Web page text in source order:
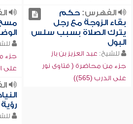
الفهرس:حكم
بقاء الزوجة مع رجل
يترك الصلاة بسبب سلس
البول
للشيخ: عبد العزيز بن باز
جزء من محاضرة ( فتاوى نور
على الدرب (565))
مسح
جزء
على